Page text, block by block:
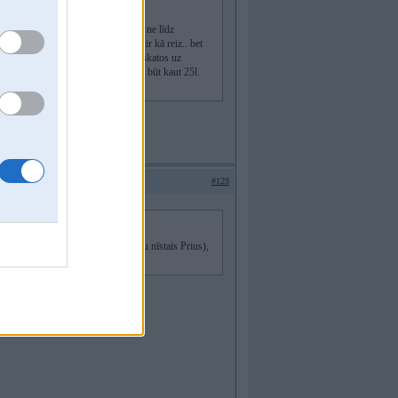
Budžetu var piecelt bet ne līdz
nobraukāju un pašam dīzelis ir kā reiz.. bet
pat uzsilt nepaspēj. Tāpēc arī skatos uz
200-300km/mēn tas patēriņš var būt kaut 25l.
#129
labāka izvēle(piemēram daudzu nīstais Prius),